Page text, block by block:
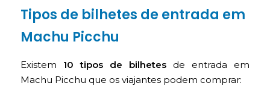
Tipos de bilhetes de entrada em
Machu Picchu
Existem 10 tipos de bilhetesde entrada em
Machu Picchu que os viajantes podem comprar: